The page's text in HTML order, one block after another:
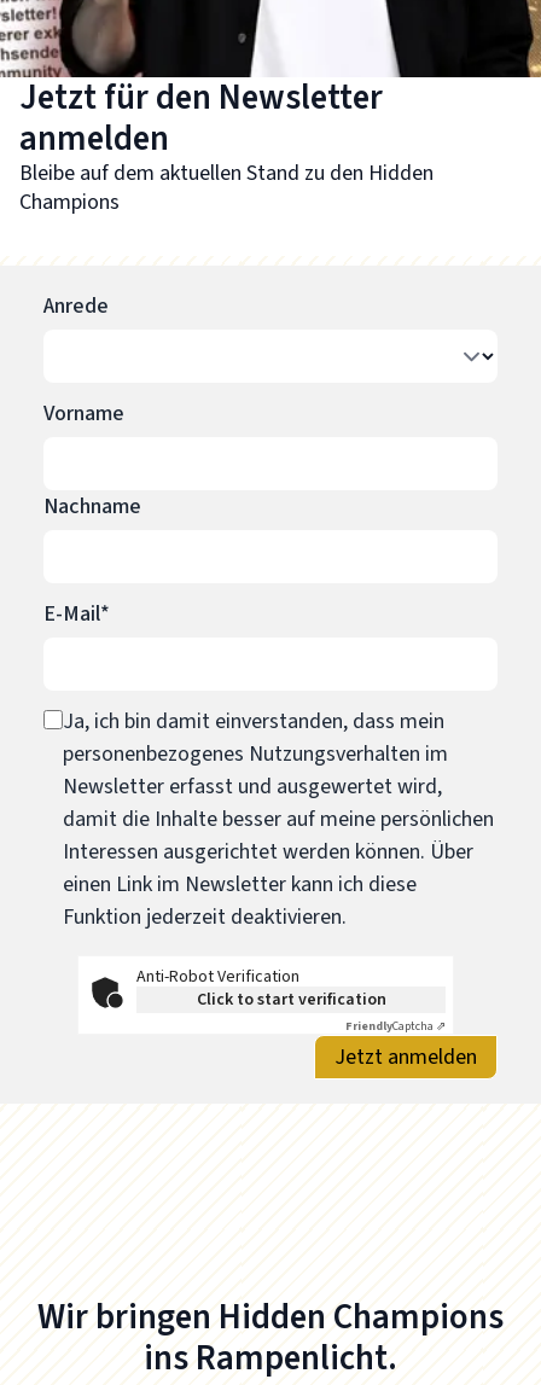
Jetzt für den Newsletter
anmelden
Bleibe auf dem aktuellen Stand zu den Hidden
Champions
Anrede
Vorname
Nachname
E-Mail*
Ja, ich bin damit einverstanden, dass mein
personenbezogenes Nutzungsverhalten im
Newsletter erfasst und ausgewertet wird,
damit die Inhalte besser auf meine persönlichen
Interessen ausgerichtet werden können. Über
einen Link im Newsletter kann ich diese
Funktion jederzeit deaktivieren.
Anti-Robot Verification
Click to start verification
FriendlyCaptcha ⇗
Jetzt anmelden
Wir bringen Hidden Champions
ins Rampenlicht.